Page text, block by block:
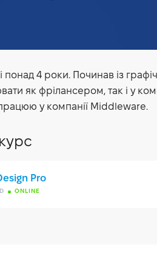
понад 4 роки. Починав із
як фрілансером, так і у
у компанії Middleware.
Pro
ONLINE